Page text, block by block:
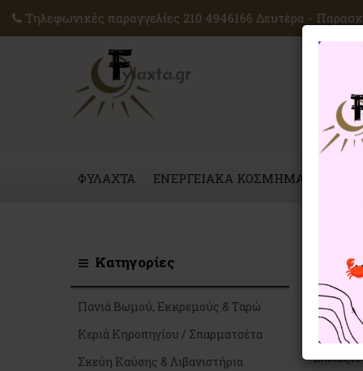
Τηλεφωνικές παραγγελίες 210 4946166 Δευτέρα -
ΦΥΛΑΧΤΑ ΕΝΕΡΓΕΙΑΚΑ ΚΟΣΜΗΜΑΤΑ
Κατηγορίες
Πανιά Βωμού, Εκκρεμούς & Ταρώ
Κεριά Κηροπηγίου / Σπαρματσέτα
Σκεύη Καύσης & Λιβανιστήρια
σας.